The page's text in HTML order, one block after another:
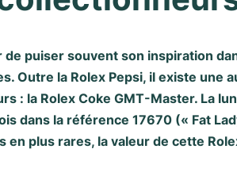
de puiser souvent son inspiration
Outre la Rolex Pepsi, il existe une
: la Rolex Coke GMT-Master. La
dans la référence 17670 (« Fat
en plus rares, la valeur de cette